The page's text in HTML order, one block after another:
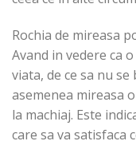
Rochia de mireasa
Avand in vedere ca
viata, de ce sa nu
asemenea mireasa
la machiaj. Este
care sa va satisfaca